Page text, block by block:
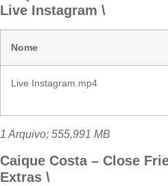
Live Instagram \
Nome
Live Instagram.mp4
1 Arquivo; 555,991 MB
Caique Costa – Close
Extras \